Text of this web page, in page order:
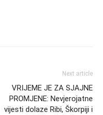
Next article
VRIJEME JE ZA SJAJNE
PROMJENE: Nevjerojatne
vijesti dolaze Ribi, Škorpiji i